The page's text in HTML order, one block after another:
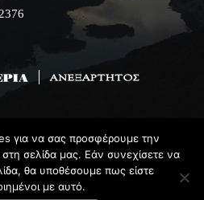
Σχεδιασμός & ΑνάπτυξηAngel Web
για να σας προσφέρουμε την
σελίδα μας. Εάν συνεχίσετε να
θα υποθέσουμε πως είστε
με αυτό.